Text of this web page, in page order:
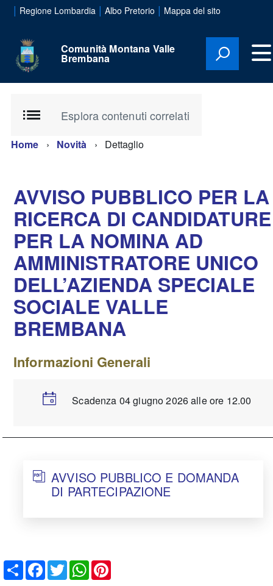
| Regione Lombardia | Albo Pretorio | Mappa del sito
Comunità Montana Valle
Brembana
Esplora contenuti correlati
Home Novità Dettaglio
AVVISO PUBBLICO PER LA
RICERCA DI CANDIDATURE
PER LA NOMINA AD
AMMINISTRATORE UNICO
DELL’AZIENDA SPECIALE
SOCIALE VALLE
BREMBANA
Informazioni Generali
Scadenza 04 giugno 2026 alle ore 12.00
AVVISO PUBBLICO E DOMANDA
DI PARTECIPAZIONE
ShareFacebook
TwitterWhatsApp